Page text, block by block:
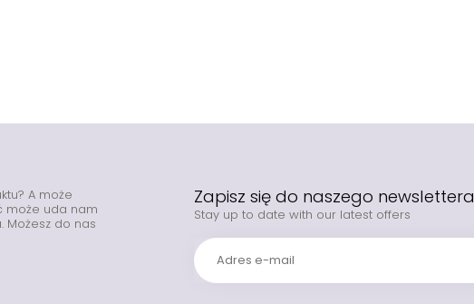
A może
może uda nam
Możesz do nas
Zapisz się do naszego newslettera
Stay up to date with our latest offers